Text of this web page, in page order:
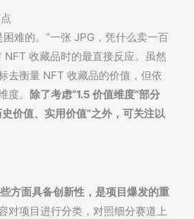
难的。“一张 JPG，凭什么卖一百
NFT 收藏品时的最直接反应。虽然
去衡量 NFT 收藏品的价值，但依
度。
除了考虑“1.5 价值维度”部分
价值、实用价值”之外，可关注以
方面具备创新性，是项目爆发的重
对项目进行分类，对照细分赛道上